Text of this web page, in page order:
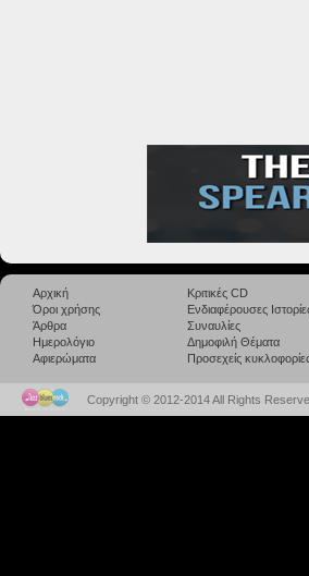
Αρχική
Όροι χρήσης
Άρθρα
Ημερολόγιο
Αφιερώματα
Κριτικές CD
Ενδιαφέρουσες
Συναυλίες
Δημοφιλή Θέματα
Προσεχείς
Copyright © 2012-2014 All Rights